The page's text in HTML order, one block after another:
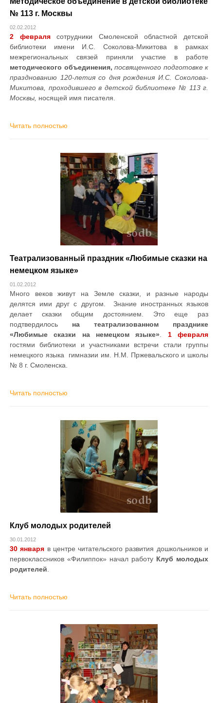
№ 113 г. Москвы
02.02.2012
2 февралясотрудники Смоленской областной детской
библиотеки имени И.С. Соколова-Микитова в рамках
межрегиональных связей приняли участие в работе
методического объединения, посвященного подготовке к
празднованию 120-летия со дня рождения И.С. Соколова-
Микитова, проходившего в детской библиотеке № 113 г.
Москвы, носящей имя писателя.
Читать полностью
Театрализованный праздник «Любимые сказки на
немецком языке»
01.02.2012
Много веков живут на Земле сказки, и разные народы
делятся ими друг с другом. Знание иностранных языков
делает сказки общим достоянием. Это еще раз
подтвердилось на театрализованном празднике
«Любимые сказки на немецком языке». 1 февраля
гостями библиотеки и участниками встречи стали группы
немецкого языка гимназии им. Н.М. Пржевальского и школы
№ 8 г. Смоленска.
Читать полностью
Клуб молодых родителей
30.01.2012
30 января в центре читательского развития дошкольников и
первоклассников «Филиппок» начал работу Клуб молодых
родителей
Читать полностью